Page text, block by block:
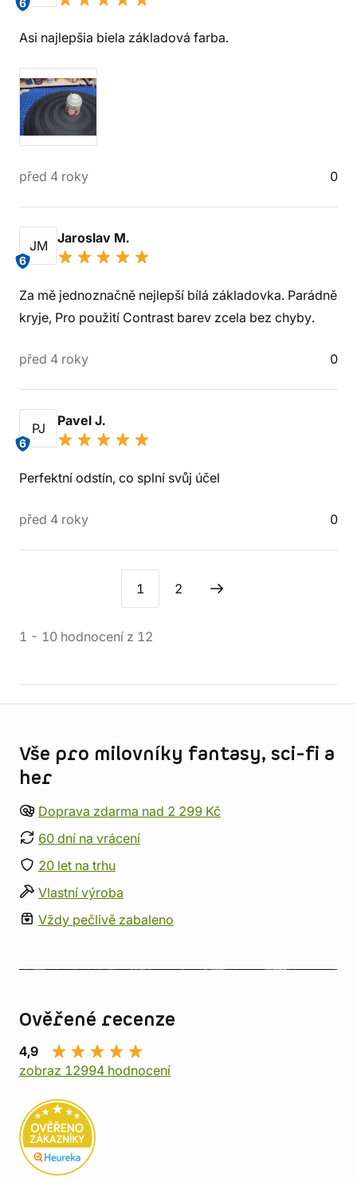
6
Asi najlepšia biela základová farba.
před 4 roky 0
JM
6
Jaroslav M.
Za mě jednoznačně nejlepší bílá základovka. Parádně
kryje, Pro použití Contrast barev zcela bez chyby.
před 4 roky 0
PJ
6
Pavel J.
Perfektní odstín, co splní svůj účel
před 4 roky 0
1 2
1 - 10 hodnocení z 12
Vše pro milovníky fantasy, sci-fi a
her
Doprava zdarma nad 2 299 Kč
60 dní na vrácení
20 let na trhu
Vlastní výroba
Vždy pečlivě zabaleno
Ověřené recenze
4,9
zobraz 12994 hodnocení